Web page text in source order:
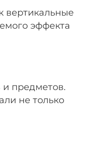
вертикальные
эффекта
предметов.
не только